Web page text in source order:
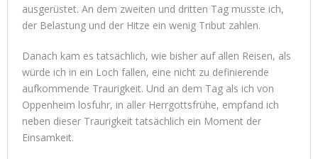
ausgerüstet. An dem zweiten und dritten Tag musste ich,
der Belastung und der Hitze ein wenig Tribut zahlen.
Danach kam es tatsächlich, wie bisher auf allen Reisen, als
würde ich in ein Loch fallen, eine nicht zu definierende
aufkommende Traurigkeit. Und an dem Tag als ich von
Oppenheim losfuhr, in aller Herrgottsfrühe, empfand ich
neben dieser Traurigkeit tatsächlich ein Moment der
Einsamkeit.